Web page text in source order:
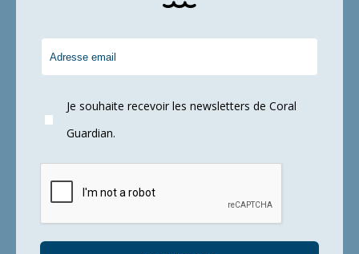
Je souhaite recevoir les newsletters de Coral
Guardian.
DAVOSA produit des montres-bracelets
mécaniques et le fait qu’elles soient loin d’être
des produits jetables contribue déjà à la
horloger expérimenté, elle pourra être
pour nous de lancer un modèle spécial Coral
de notre montre de plongée emblématique